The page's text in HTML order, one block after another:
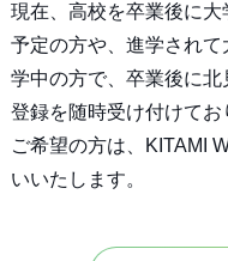
現在、高校を卒業後に
予定の方や、進学され
学中の方で、卒業後に
登録を随時受け付けてお
ご希望の方は、KITAMI
いいたします。